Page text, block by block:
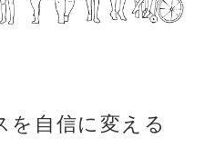
を自信に変える